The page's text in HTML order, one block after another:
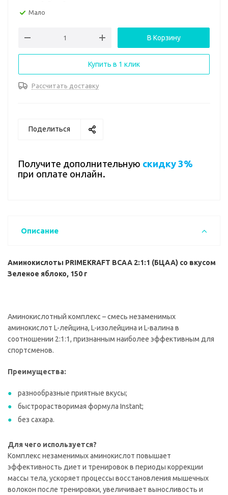
Мало
В Корзину
Купить в 1 клик
Рассчитать доставку
Поделиться
Получите дополнительную скидку 3%
при оплате онлайн.
Описание
Аминокислоты PRIMEKRAFT BCAA 2:1:1 (БЦАА) со вкусом
Зеленое яблоко, 150 г
Аминокислотный комплекс – смесь незаменимых
аминокислот L-лейцина, L-изолейцина и L-валина в
соотношении 2:1:1, признанным наиболее эффективным для
спортсменов.
Преимущества:
разнообразные приятные вкусы;
быстрорастворимая формула Instant;
без сахара.
Для чего используется?
Комплекс незаменимых аминокислот повышает
эффективность диет и тренировок в периоды коррекции
массы тела, ускоряет процессы восстановления мышечных
волокон после тренировки, увеличивает выносливость и